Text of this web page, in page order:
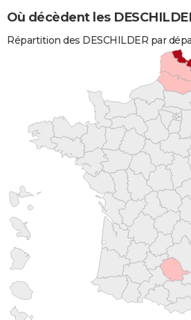
Où décèdent les
Répartition des DESCHILDER par